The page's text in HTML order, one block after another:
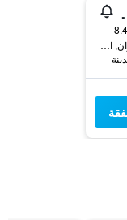
تامودا
طريق سبتة المضيق, تطوان, المغرب